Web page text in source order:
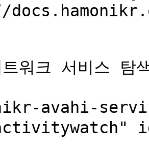
워크 서비스 탐
avahi-